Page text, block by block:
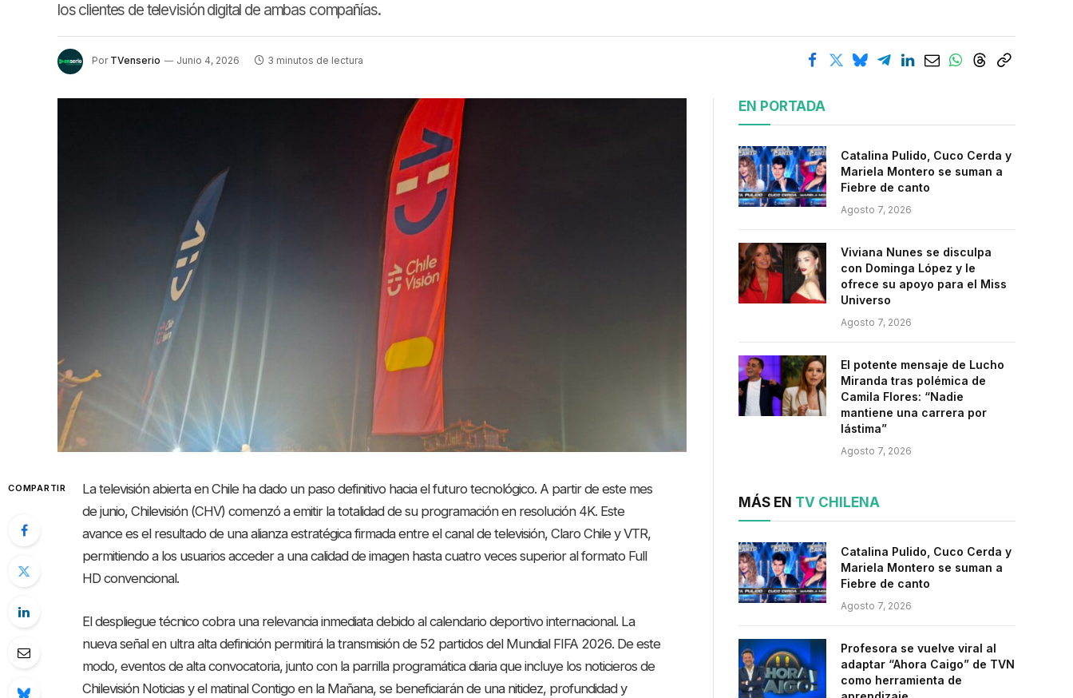
los clientes de televisión digital de ambas compañías.
Por TVenserio Junio 4, 2026 3 minutos de lectura
COMPARTIR
La televisión abierta en Chile ha dado un paso definitivo hacia el futuro tecnológico. A partir de este mes
de junio, Chilevisión (CHV) comenzó a emitir la totalidad de su programación en resolución 4K. Este
avance es el resultado de una alianza estratégica firmada entre el canal de televisión, Claro Chile y VTR,
permitiendo a los usuarios acceder a una calidad de imagen hasta cuatro veces superior al formato Full
HD convencional.
El despliegue técnico cobra una relevancia inmediata debido al calendario deportivo internacional. La
nueva señal en ultra alta definición permitirá la transmisión de 52 partidos del Mundial FIFA 2026. De este
modo, eventos de alta convocatoria, junto con la parrilla programática diaria que incluye los noticieros de
Chilevisión Noticias y el matinal Contigo en la Mañana, se beneficiarán de una nitidez, profundidad y
EN PORTADA
Catalina Pulido, Cuco Cerda y
Mariela Montero se suman a
Fiebre de canto
Agosto 7, 2026
Viviana Nunes se disculpa
con Dominga López y le
ofrece su apoyo para el Miss
Universo
Agosto 7, 2026
El potente mensaje de Lucho
Miranda tras polémica de
Camila Flores: “Nadie
mantiene una carrera por
lástima”
Agosto 7, 2026
MÁS EN TV CHILENA
Catalina Pulido, Cuco Cerda y
Mariela Montero se suman a
Fiebre de canto
Agosto 7, 2026
Profesora se vuelve viral al
adaptar “Ahora Caigo” de TVN
como herramienta de